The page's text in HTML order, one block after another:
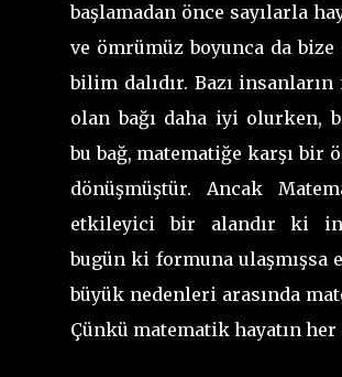
başlamadan önce sayılarla
ve ömrümüz boyunca da
bilim dalıdır. Bazı
olan bağı daha iyi olurken,
bu bağ, matematiğe karşı bir
dönüşmüştür. Ancak
etkileyici bir alandır ki
bugün ki formuna ulaşmışsa
büyük nedenleri arasında
Çünkü matematik hayatın her